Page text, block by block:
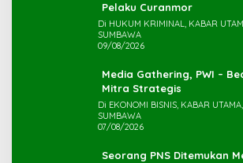
Di HUKUM KRIMINAL, KABAR
SUMBAWA
09/08/2026
Media Gathering, PWI –
Mitra Strategis
Di EKONOMI BISNIS, KABAR
SUMBAWA
07/08/2026
Seorang PNS Ditemukan